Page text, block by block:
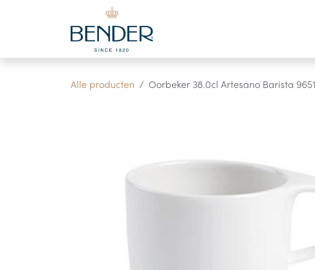
Overslaan naar inhoud
Alle producten Oorbeker 38.0cl Artesano Barista 9651